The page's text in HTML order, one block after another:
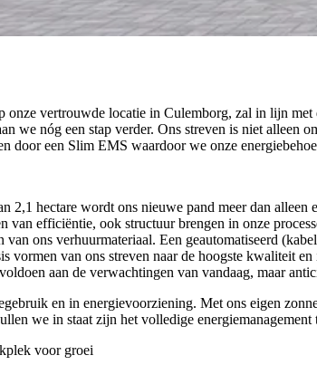
onze vertrouwde locatie in Culemborg, zal in lijn
we nóg een stap verder. Ons streven is niet
door een Slim EMS waardoor we onze
2,1 hectare wordt ons nieuwe pand meer dan
van efficiëntie, ook structuur brengen in onze
van ons verhuurmateriaal. Een geautomatiseerd
vormen van ons streven naar de hoogste kwaliteit
aan de verwachtingen van vandaag, maar
en in energievoorziening. Met ons eigen
we in staat zijn het volledige
voor groei